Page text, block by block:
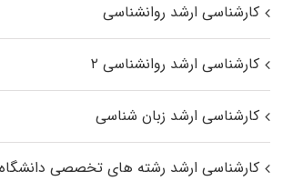
کارشناسی ارشد روانشناسی
کارشناسی ارشد روانشناسی ۲
کارشناسی ارشد زبان شناسی
کارشناسی ارشد رﺷﺘﻪ ﻫﺎی تخصصی داﻧﺸﮕﺎه